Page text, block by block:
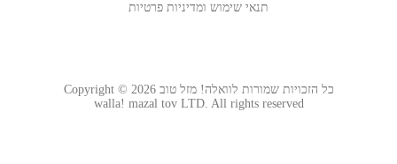
תנאי שימוש ומדיניות פרטיות
כל הזכויות שמורות לוואלה! מזל טוב Copyright © 2026
walla! mazal tov LTD. All rights reserved